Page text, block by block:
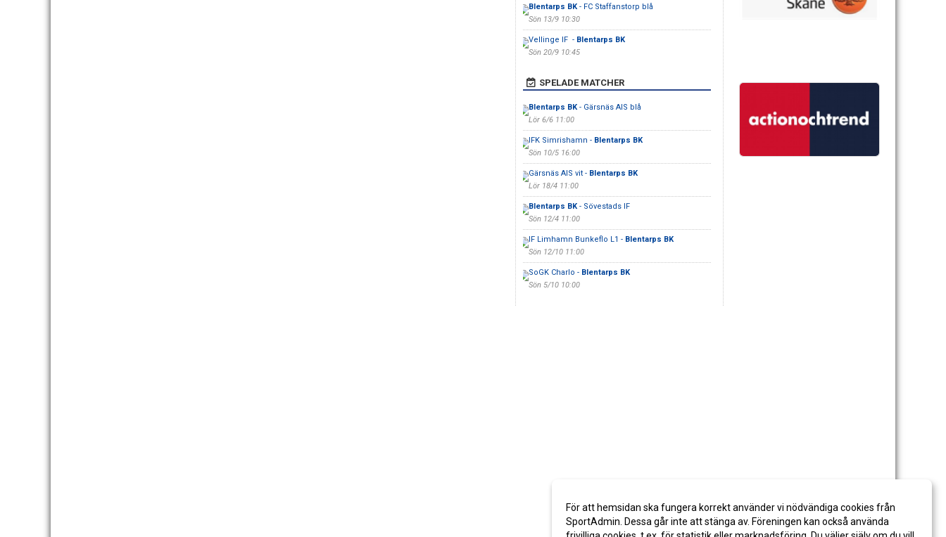
Blentarps BK- FC Staffanstorp blå
Sön 13/9 10:30
Vellinge IF - Blentarps BK
Sön 20/9 10:45
SPELADE MATCHER
Blentarps BK- Gärsnäs AIS blå
Lör 6/6 11:00
IFK Simrishamn - Blentarps BK
Sön 10/5 16:00
Gärsnäs AIS vit - Blentarps BK
Lör 18/4 11:00
Blentarps BK- Sövestads IF
Sön 12/4 11:00
IF Limhamn Bunkeflo L1 - Blentarps BK
Sön 12/10 11:00
SoGK Charlo - Blentarps BK
Sön 5/10 10:00
För att hemsidan ska fungera korrekt använder vi nödvändiga cookies från
SportAdmin. Dessa går inte att stänga av. Föreningen kan också använda